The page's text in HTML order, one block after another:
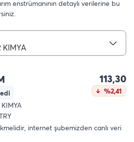
enstrümanının detaylı verilerine bu
113,30
%2,41
internet şubemizden canlı veri